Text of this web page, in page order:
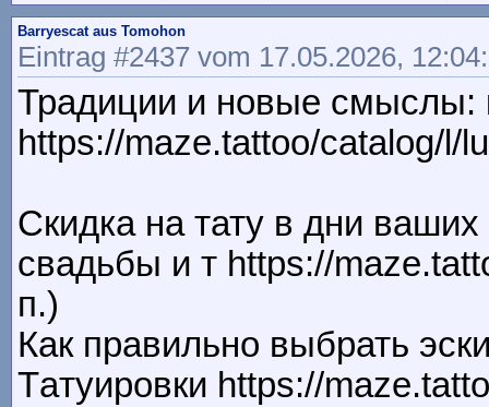
Barryescat aus Tomohon
Eintrag #2437 vom 17.05.2026,
Традиции и новые смыслы:
https://maze.tattoo/catalog/l/
Скидка на тату в дни
свадьбы и т https://
п.)
Как правильно выбрать
Тaтуировки https://